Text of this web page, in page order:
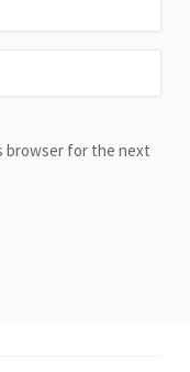
browser for the next